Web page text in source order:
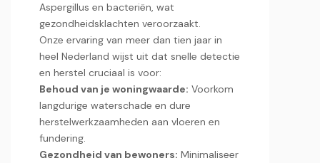
Aspergillus en bacteriën, wat
gezondheidsklachten veroorzaakt.​
Onze ervaring van meer dan tien jaar in
heel Nederland wijst uit dat snelle detectie
en herstel cruciaal is voor:
Behoud van je woningwaarde: Voorkom
langdurige waterschade en dure
herstelwerkzaamheden aan vloeren en
fundering.​
Gezondheid van bewoners: Minimaliseer